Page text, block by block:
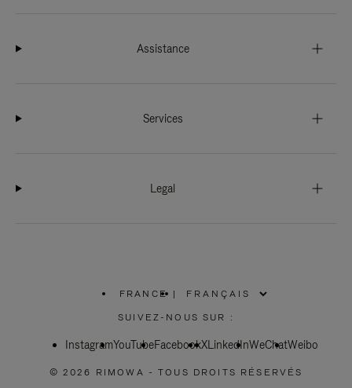
Assistance
Services
Legal
FRANCE
SÉLECTIONNEZ
VOTRE
|
SUIVEZ-NOUS SUR :
InstagramYouTubeFacebookXLinkedInWeChatWeibo
© 2026 RIMOWA - TOUS DROITS RÉSERVÉS